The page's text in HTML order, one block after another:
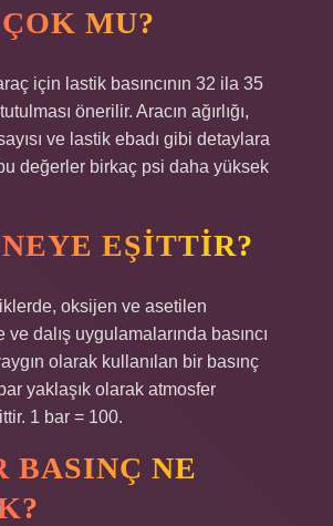
MU?
için lastik basıncının 32 ila 35
önerilir. Aracın ağırlığı,
ve lastik ebadı gibi detaylara
değerler birkaç psi daha yüksek
EŞITTIR?
oksijen ve asetilen
dalış uygulamalarında basıncı
olarak kullanılan bir basınç
yaklaşık olarak atmosfer
1 bar = 100.
BASINÇ NE